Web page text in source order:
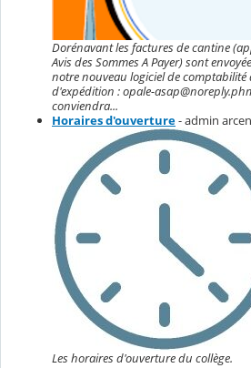
Dorénavant les factures de cantine
Avis des Sommes A Payer) sont
notre nouveau logiciel de comptabilité
d'expédition : opale-
conviendra...
Horaires d'ouverture- admin
Les horaires d'ouverture du collège.